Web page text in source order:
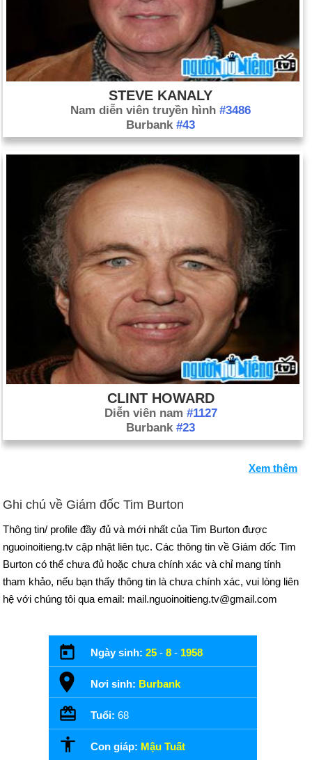
STEVE KANALY
Nam diễn viên truyền hình #3486
Burbank #43
CLINT HOWARD
Diễn viên nam #1127
Burbank #23
Xem thêm
Ghi chú về Giám đốc Tim Burton
Thông tin/ profile đầy đủ và mới nhất của Tim Burton được
nguoinoitieng.tv cập nhật liên tục. Các thông tin về Giám đốc Tim
Burton có thể chưa đủ hoặc chưa chính xác và chỉ mang tính
tham khảo, nếu bạn thấy thông tin là chưa chính xác, vui lòng liên
hệ với chúng tôi qua email: mail.nguoinoitieng.tv@gmail.com
Ngày sinh: 25 - 8 - 1958
Nơi sinh: Burbank
Tuổi: 68
Con giáp: Mậu Tuất